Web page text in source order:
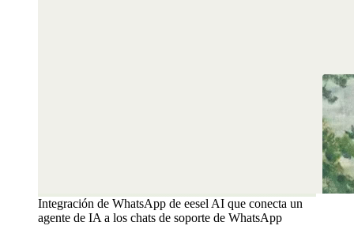
Integración de WhatsApp de eesel AI que conecta un
agente de IA a los chats de soporte de WhatsApp